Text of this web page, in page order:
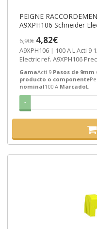
PEIGNE
A9XPH106 Schneider
6,90€ 4,82€
A9XPH106 | 100 A L Acti
Electric ref. A9XPH106
GamaActi 9 Pasos de
producto o componente
nominal100 A MarcadoL
-